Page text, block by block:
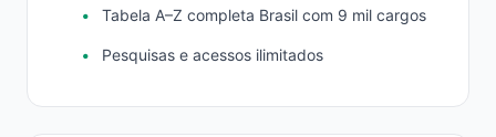
Tabela A–Z completa Brasil com 9 mil cargos
Pesquisas e acessos ilimitados